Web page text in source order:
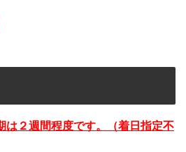
２週間程度です。（着日指定不